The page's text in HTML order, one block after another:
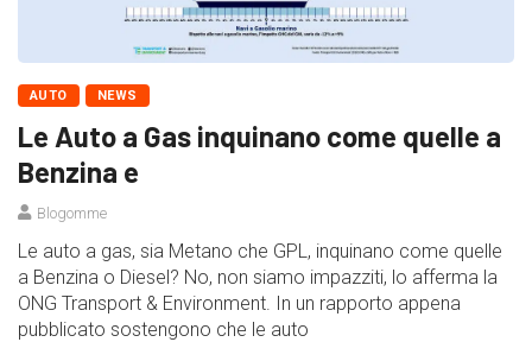
AUTO NEWS
Le Auto a Gas inquinano come quelle a
Benzina e
Blogomme
Le auto a gas, sia Metano che GPL, inquinano come quelle
a Benzina o Diesel? No, non siamo impazziti, lo afferma la
ONG Transport & Environment. In un rapporto appena
pubblicato sostengono che le auto